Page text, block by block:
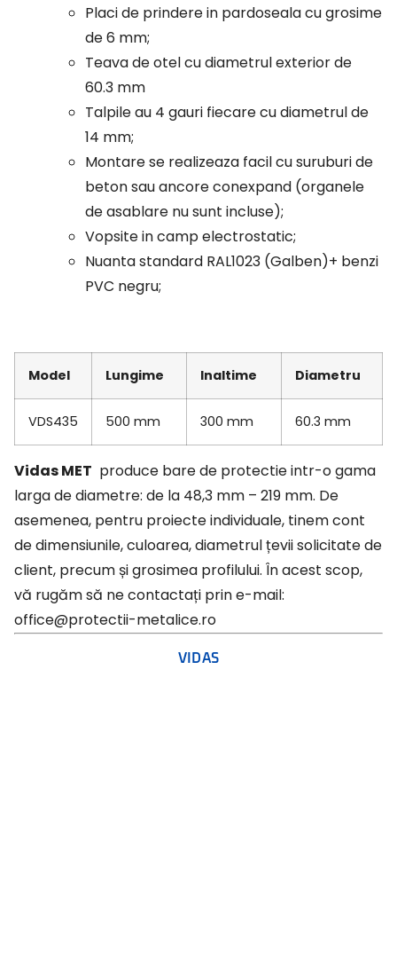
Placi de prindere in pardoseala cu grosime
de 6 mm;
Teava de otel cu diametrul exterior de
60.3 mm
Talpile au 4 gauri fiecare cu diametrul de
14 mm;
Montare se realizeaza facil cu suruburi de
beton sau ancore conexpand (organele
de asablare nu sunt incluse);
Vopsite in camp electrostatic;
Nuanta standard RAL1023 (Galben)+ benzi
PVC negru;
Model Lungime Inaltime Diametru
VDS435 500 mm 300 mm 60.3 mm
Vidas MET produce bare de protectie intr-o gama
larga de diametre: de la 48,3 mm – 219 mm. De
asemenea, pentru proiecte individuale, tinem cont
de dimensiunile, culoarea, diametrul țevii solicitate de
client, precum și grosimea profilului. În acest scop,
vă rugăm să ne contactați prin e-mail:
office@protectii-metalice.ro
VIDAS